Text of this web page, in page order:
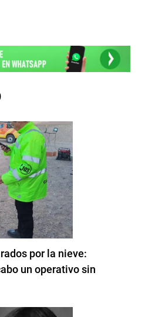
por la nieve:
un operativo sin